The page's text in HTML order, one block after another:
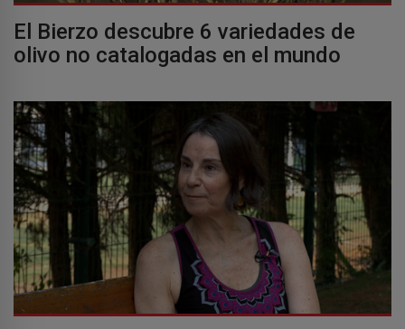
El Bierzo descubre 6 variedades de
olivo no catalogadas en el mundo